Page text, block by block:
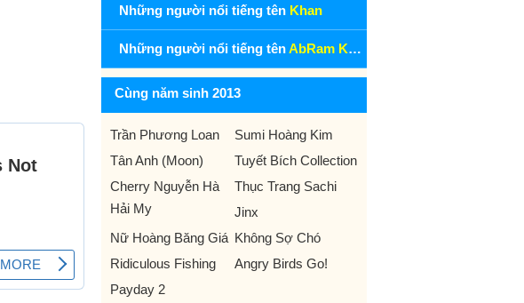
Những người nổi tiếng tên Khan
Những người nổi tiếng tênAbRam Khan
Cùng năm sinh 2013
Trần Phương Loan
Sumi Hoàng Kim
Tân Anh (Moon)
Tuyết Bích Collection
Cherry Nguyễn Hà
Hải My
Thục Trang Sachi
Jinx
Nữ Hoàng Băng Giá Không Sợ Chó
Ridiculous Fishing
Angry Birds Go!
Payday 2